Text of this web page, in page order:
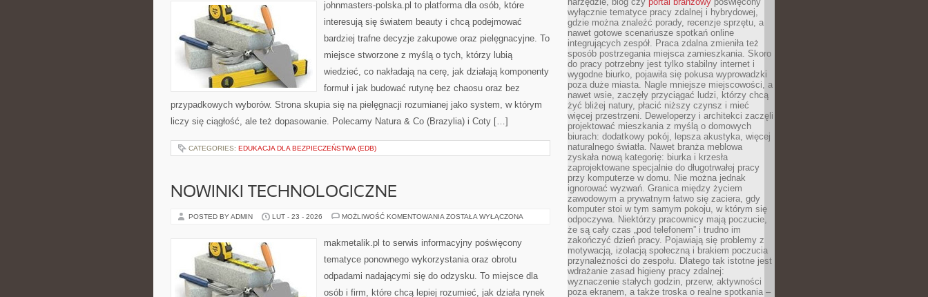
johnmasters-polska.pl to platforma dla osób, które
interesują się światem beauty i chcą podejmować
bardziej trafne decyzje zakupowe oraz pielęgnacyjne. To
miejsce stworzone z myślą o tych, którzy lubią
wiedzieć, co nakładają na cerę, jak działają komponenty
formuł i jak budować rutynę bez chaosu oraz bez
przypadkowych wyborów. Strona skupia się na pielęgnacji rozumianej jako system, w którym
liczy się ciągłość, ale też dopasowanie. Polecamy Natura & Co (Brazylia) i Coty […]
CATEGORIES: EDUKACJA DLA BEZPIECZEŃSTWA (EDB)
NOWINKI TECHNOLOGICZNE
POSTED BY ADMIN LUT - 23 - 2026 MOŻLIWOŚĆ KOMENTOWANIA NOWINKI
ZOSTAŁA WYŁĄCZONA
makmetalik.pl to serwis informacyjny poświęcony
tematyce ponownego wykorzystania oraz obrotu
odpadami nadającymi się do odzysku. To miejsce dla
osób i firm, które chcą lepiej rozumieć, jak działa rynek
wyłącznie tematyce pracy zdalnej i hybrydowej,
gdzie można znaleźć porady, recenzje sprzętu, a
nawet gotowe scenariusze spotkań online
integrujących zespół. Praca zdalna zmieniła też
sposób postrzegania miejsca zamieszkania. Skoro
do pracy potrzebny jest tylko stabilny internet i
wygodne biurko, pojawiła się pokusa wyprowadzki
poza duże miasta. Nagle mniejsze miejscowości, a
nawet wsie, zaczęły przyciągać ludzi, którzy chcą
żyć bliżej natury, płacić niższy czynsz i mieć
więcej przestrzeni. Deweloperzy i architekci zaczęli
projektować mieszkania z myślą o domowych
biurach: dodatkowy pokój, lepsza akustyka, więcej
naturalnego światła. Nawet branża meblowa
zyskała nową kategorię: biurka i krzesła
zaprojektowane specjalnie do długotrwałej pracy
przy komputerze w domu. Nie można jednak
ignorować wyzwań. Granica między życiem
zawodowym a prywatnym łatwo się zaciera, gdy
komputer stoi w tym samym pokoju, w którym się
odpoczywa. Niektórzy pracownicy mają poczucie,
że są cały czas „pod telefonem” i trudno im
zakończyć dzień pracy. Pojawiają się problemy z
motywacją, izolacją społeczną i brakiem poczucia
przynależności do zespołu. Dlatego tak istotne jest
wdrażanie zasad higieny pracy zdalnej:
wyznaczenie stałych godzin, przerw, aktywności
poza ekranem, a także troska o realne spotkania –